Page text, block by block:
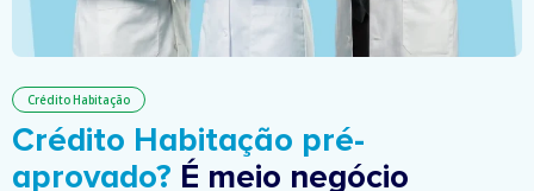
Crédito Habitação
Crédito Habitação pré-
aprovado? É meio negócio